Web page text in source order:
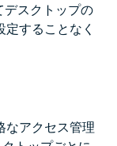
デスクトップの
することなく
なアクセス管理